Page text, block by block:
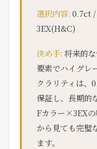
選択内容: 0.7ct /
3EX(H&C)
決め手: 将来的
要素でハイグレ
クラリティは、
保証し、長期的
Fカラー×3EXの
から見ても完璧
ます。